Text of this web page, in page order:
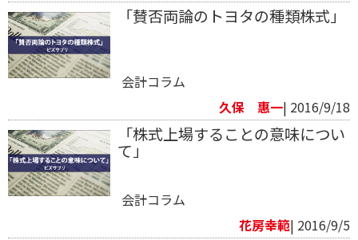
「賛否両論のトヨタの種類株式」
会計コラム
久保 惠一| 2016/9/18
「株式上場することの意味につい
て」
会計コラム
花房幸範​| 2016/9/5